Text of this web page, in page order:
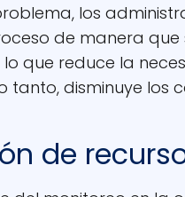
los
de manera que
lo que reduce la
tanto, disminuye los
de